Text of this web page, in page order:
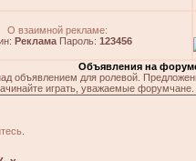
О взаимной рекламе:
РекламаПароль: 123456
Объявления на
объявлением для ролевой.
играть, уважаемые
.